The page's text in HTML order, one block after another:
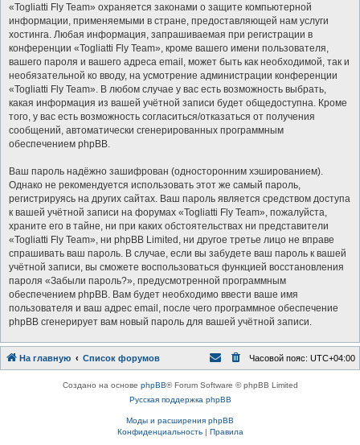
«Togliatti Fly Team» охраняется законами о защите компьютерной
информации, применяемыми в стране, предоставляющей нам услуги
хостинга. Любая информация, запрашиваемая при регистрации в
конференции «Togliatti Fly Team», кроме вашего имени пользователя,
вашего пароля и вашего адреса email, может быть как необходимой, так и
необязательной ко вводу, на усмотрение администрации конференции
«Togliatti Fly Team». В любом случае у вас есть возможность выбрать,
какая информация из вашей учётной записи будет общедоступна. Кроме
того, у вас есть возможность согласиться/отказаться от получения
сообщений, автоматически сгенерированных программным
обеспечением phpBB.
Ваш пароль надёжно зашифрован (односторонним хэшированием).
Однако не рекомендуется использовать этот же самый пароль,
регистрируясь на других сайтах. Ваш пароль является средством доступа
к вашей учётной записи на форумах «Togliatti Fly Team», пожалуйста,
храните его в тайне, ни при каких обстоятельствах ни представители
«Togliatti Fly Team», ни phpBB Limited, ни другое третье лицо не вправе
спрашивать ваш пароль. В случае, если вы забудете ваш пароль к вашей
учётной записи, вы сможете воспользоваться функцией восстановления
пароля «Забыли пароль?», предусмотренной программным
обеспечением phpBB. Вам будет необходимо ввести ваше имя
пользователя и ваш адрес email, после чего программное обеспечение
phpBB сгенерирует вам новый пароль для вашей учётной записи.
На главную Список форумов Часовой пояс: UTC+04:00
Создано на основе phpBB® Forum Software © phpBB Limited
Русская поддержка phpBB
Моды и расширения phpBB
Конфиденциальность| Правила